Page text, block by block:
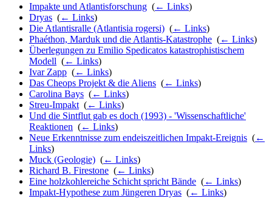
Impakte und Atlantisforschung (← Links)
Dryas (← Links)
Die Atlantisralle (Atlantisia rogersi) (← Links)
Phaéthon, Marduk und die Atlantis-Katastrophe (← Links)
Überlegungen zu Emilio Spedicatos katastrophistischem
Modell (← Links)
Ivar Zapp (← Links)
Das Cheops Projekt & die Aliens (← Links)
Carolina Bays (← Links)
Streu-Impakt (← Links)
Und die Sintflut gab es doch (1993) - 'Wissenschaftliche'
Reaktionen (← Links)
Neue Erkenntnisse zum endeiszeitlichen Impakt-Ereignis (←
Links)
Muck (Geologie) (← Links)
Richard B. Firestone (← Links)
Eine holzkohlereiche Schicht spricht Bände (← Links)
Impakt-Hypothese zum Jüngeren Dryas (← Links)